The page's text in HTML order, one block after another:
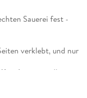
Sauerei fest -
verklebt, und nur
voller